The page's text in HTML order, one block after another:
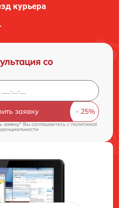
курьера
со
заявку
заявку" Вы соглашаетесь cполитикой